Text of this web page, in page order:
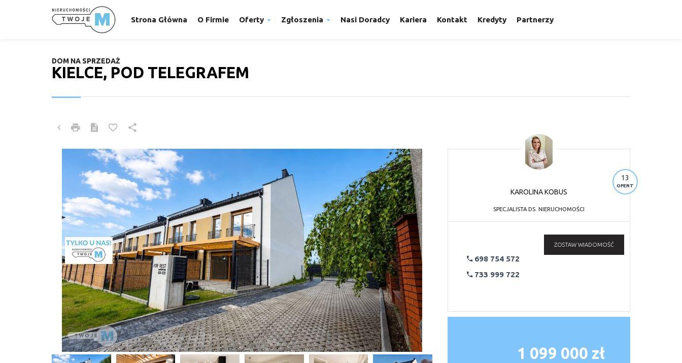
Strona Główna O Firmie Oferty Zgłoszenia Nasi Doradcy Kariera Kontakt Kredyty Partnerzy
KIELCE, POD TELEGRAFEM
DOM NA SPRZEDAŻ
13
OFERT
KAROLINA KOBUS
SPECJALISTA DS. NIERUCHOMOŚCI
698 754 572
733 999 722
ZOSTAW WIADOMOŚĆ
1 099 000 zł